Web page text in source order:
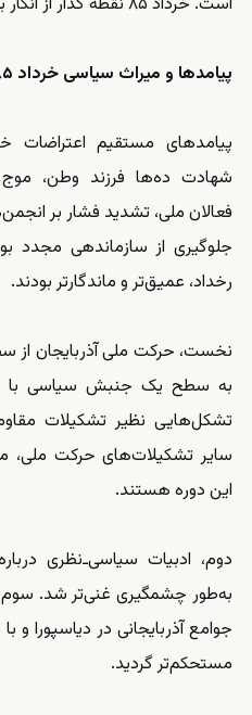
پیامدها و میراث سیاسی خرداد ۸۵
شهادت ده‌ها فرزند وطن، موج
فعالان ملی، تشدید فشار بر
جلوگیری از سازماندهی مجدد
رخداد، عمیق‌تر و ماندگارتر بودند.
نخست، حرکت ملی آذربایجان از
به سطح یک جنبش سیاسی با
تشکل‌هایی نظیر تشکیلات
سایر تشکیلا‌ت‌های حرکت ملی،
این دوره هستند.
دوم، ادبیات سیاسی‌ـ‌نظری
به‌طور چشمگیری غنی‌تر شد.
جوامع آذربایجانی در دیاسپورا و
مستحکم‌تر گردید.